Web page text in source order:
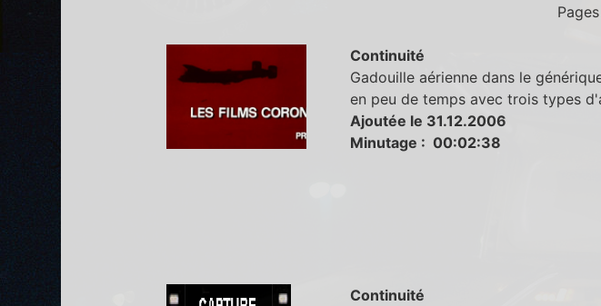
Continuité
Gadouille aérienne dans le
en peu de temps avec trois types
Ajoutée le 31.12.2006
Minutage : 00:02:38
Continuité